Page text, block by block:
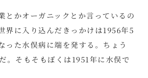
とかオーガニックとか言っているの
界に入り込んだきっかけは1956年5
った水俣病に端を発する。ちょう
。そもそもぼくは1951年に水俣で